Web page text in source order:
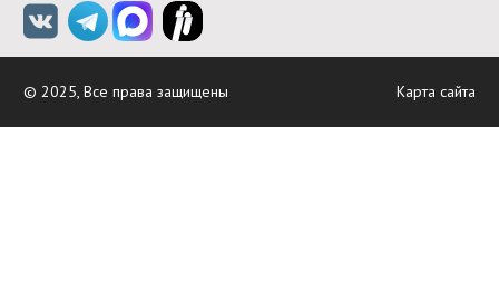
© 2025, Все права защищены Карта сайта